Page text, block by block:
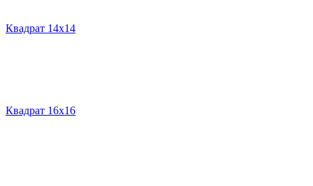
Квадрат 14х14
Квадрат 16х16